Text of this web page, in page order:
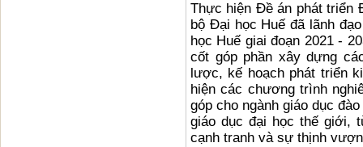
Thực hiện Đề án phát triển
bộ Đại học Huế đã lãnh
học Huế giai đoạn 2021 -
cốt góp phần xây dựng
lược, kế hoạch phát triển
hiện các chương trình
góp cho ngành giáo dục
giáo dục đại học thế giới,
cạnh tranh và sự thịnh